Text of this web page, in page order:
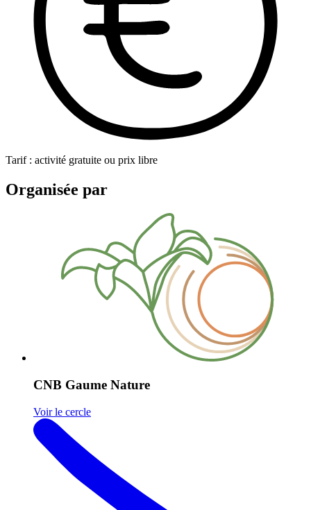
Tarif : activité gratuite ou prix libre
Organisée par
CNB Gaume Nature
Voir le cercle